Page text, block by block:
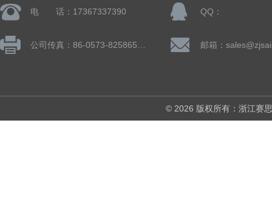
电 话：17367337390 QQ：
邮箱：
© 2026 版权所有：浙江赛